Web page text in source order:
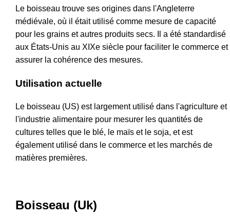
Le boisseau trouve ses origines dans l'Angleterre
médiévale, où il était utilisé comme mesure de capacité
pour les grains et autres produits secs. Il a été standardisé
aux États-Unis au XIXe siècle pour faciliter le commerce et
assurer la cohérence des mesures.
Utilisation actuelle
Le boisseau (US) est largement utilisé dans l'agriculture et
l'industrie alimentaire pour mesurer les quantités de
cultures telles que le blé, le maïs et le soja, et est
également utilisé dans le commerce et les marchés de
matières premières.
Boisseau (Uk)